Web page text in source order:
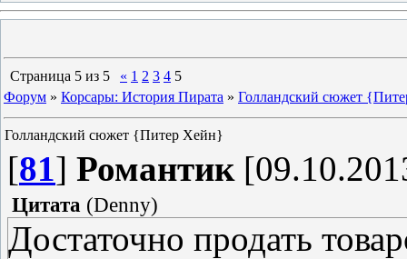
Страница 5 из 5 « 1 2 3 4 5
Форум » Корсары: История Пирата » Голландский сюжет
Голландский сюжет {Питер Хейн}
[81] Романтик
Цитата (Denny)
Достаточно продать